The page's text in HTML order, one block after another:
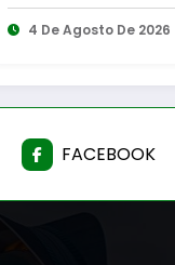
venceu a edição
2026 do
3 De Agosto De 2026
FACEBOOK